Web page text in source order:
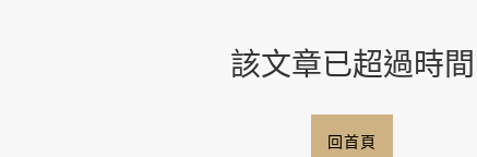
該文章已超過時間
回首頁